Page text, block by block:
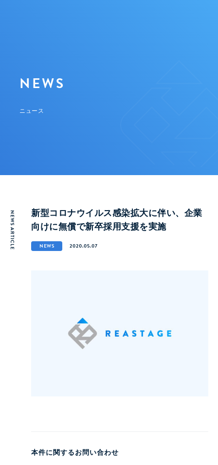
NEWS
ニュース
NEWS ARTICLE
新型コロナウイルス感染拡大に伴い、企業
向けに無償で新卒採用支援を実施
NEWS 2020.05.07
本件に関するお問い合わせ